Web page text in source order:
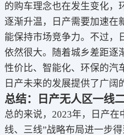
的购车理念也在发生变化，
逐渐升温，日产需要加速在
能保持市场竞争力。不过，
依然很大。随着城乡差距逐
性价比、智能化、环保的汽
日产未来的发展提供了广阔
总结：日产无人区一线
总的来说，2023年，日产在
线、三线”战略布局进一步